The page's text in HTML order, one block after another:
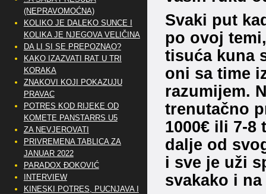
Svaki put
po ovoj
tisuća kuna
oni sa time
razumijem.
trenutačno
1000€ ili 7-8
dalje od
i sve je uži
svakako i
(NEPRAVOMOĆNA)
KOLIKO JE DALEKO SUNCE I
KOLIKA JE NJEGOVA VELIČINA
DA LI SI SE PREPOZNAO?
KAKO IZAZVATI RAT U TRI
KORAKA
ZNAKOVI KOJI POKAZUJU
PRAVAC
POTRES KOD RIJEKE OD
KOMETE PANSTARRS U5
ZA NEVJEROVATI
PRIVREMENA TABLICA ZA
JANUAR 2022
PARADOX ĐOKOVIĆ
INTERVIEW
KINESKI POTRES, PUCNJAVA I